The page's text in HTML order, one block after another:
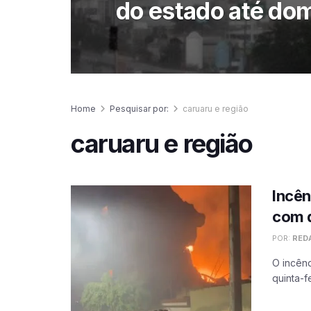
do estado até
Home Pesquisar por: caruaru e região
caruaru e região
com
POR:
O
quinta-